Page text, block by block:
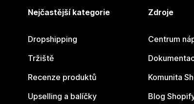
Nejčastější kategorie
Dropshipping
Tržiště
Recenze produktů
Upselling a balíčky
Zdroje
Centrum
Komunita
Blog